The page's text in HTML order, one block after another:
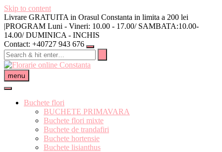
Skip to content
Livrare GRATUITA in Orasul Constanta in limita a 200 lei
|PROGRAM Luni - Vineri: 10.00 - 17.00/ SAMBATA:10.00-
14.00/ DUMINICA - INCHIS
Contact: +40727 943 676
menu
Buchete flori
BUCHETE PRIMAVARA
Buchete flori mixte
Buchete de trandafiri
Buchete hortensie
Buchete lisianthus